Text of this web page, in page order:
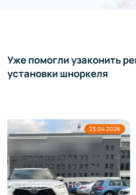
Уже помогли узаконить
установки шноркеля